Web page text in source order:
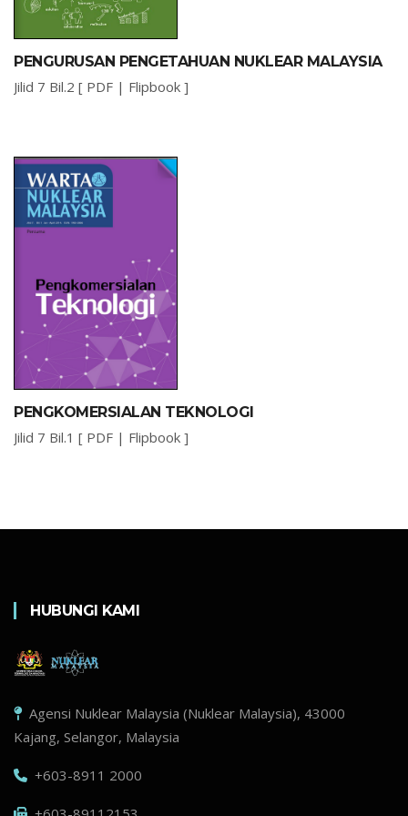
PENGURUSAN PENGETAHUAN NUKLEAR MALAYSIA
Jilid 7 Bil.2 [ PDF | Flipbook ]
PENGKOMERSIALAN TEKNOLOGI
Jilid 7 Bil.1 [ PDF | Flipbook ]
HUBUNGI KAMI
Agensi Nuklear Malaysia (Nuklear Malaysia), 43000
Kajang, Selangor, Malaysia
+603-8911 2000